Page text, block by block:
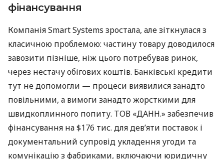
фінансування
Компанія Smart Systems зростала, але зіткнулася з
класичною проблемою: частину товару доводилося
завозити пізніше, ніж цього потребував ринок,
через нестачу обігових коштів. Банківські кредити
тут не допомогли — процеси виявилися занадто
повільними, а вимоги занадто жорсткими для
швидкоплинного попиту. ТОВ «ДАНН.» забезпечив
фінансування на $176 тис. для дев’яти поставок і
документальний супровід укладення угоди та
комунікацію з фабриками, включаючи юридичну